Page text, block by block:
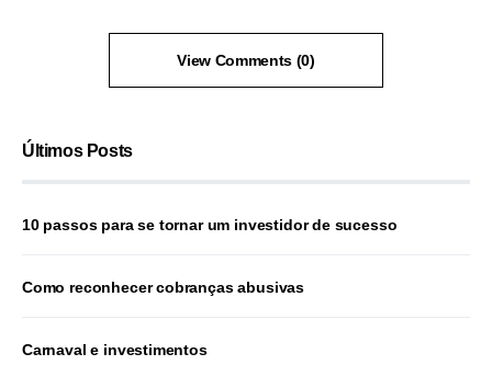
View Comments (0)
Últimos Posts
10 passos para se tornar um investidor de sucesso
Como reconhecer cobranças abusivas
Carnaval e investimentos